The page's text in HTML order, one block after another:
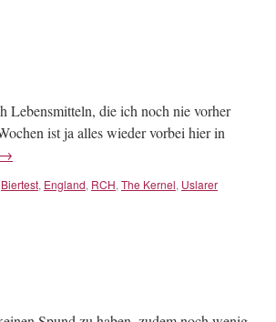
Lebensmitteln, die ich noch nie vorher
ist ja alles wieder vorbei hier in
→
Biertest, England, RCH, The Kernel, Uslarer